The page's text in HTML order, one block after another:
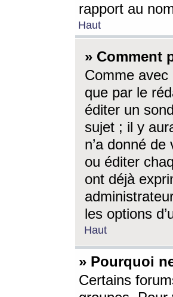
rapport au
Haut
» Comment
Comme
que par le
éditer un
sujet ; il y
n’a donné
ou éditer
ont déjà
les options
Haut
» Pourquoi
Certains